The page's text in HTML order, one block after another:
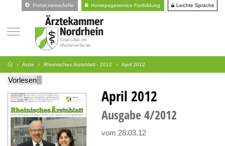
Portal meineÄkNo Homepageservice Fortbildung Leichte Sprache
Ärzte Rheinisches Ärzteblatt - 2012 April 2012
Vorlesen
April 2012
Ausgabe4 2012
vom 28.03.12